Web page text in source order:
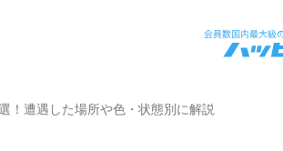
！遭遇した場所や色・状態別に解説